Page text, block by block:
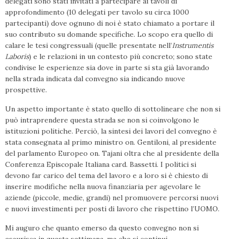
approfondimento (10 delegati per tavolo su circa 1000
partecipanti) dove ognuno di noi è stato chiamato a portare il
suo contributo su domande specifiche. Lo scopo era quello di
calare le tesi congressuali (quelle presentate nell’Instrumentis
Laboris) e le relazioni in un contesto più concreto; sono state
condivise le esperienze sia dove in parte si sta già lavorando
nella strada indicata dal convegno sia indicando nuove
prospettive.
Un aspetto importante è stato quello di sottolineare che non si
può intraprendere questa strada se non si coinvolgono le
istituzioni politiche. Perciò, la sintesi dei lavori del convegno è
stata consegnata al primo ministro on. Gentiloni, al presidente
del parlamento Europeo on. Tajani oltra che al presidente della
Conferenza Episcopale Italiana card. Bassetti. I politici si
devono far carico del tema del lavoro e a loro si è chiesto di
inserire modifiche nella nuova finanziaria per agevolare le
aziende (piccole, medie, grandi) nel promuovere percorsi nuovi
e nuovi investimenti per posti di lavoro che rispettino l’UOMO.
Mi auguro che quanto emerso da questo convegno non si